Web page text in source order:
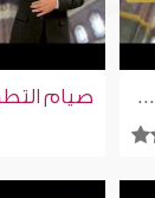
قضاء رمضان | أحكام رمضان | إسلام ويب | للصم بلغة الإشارة